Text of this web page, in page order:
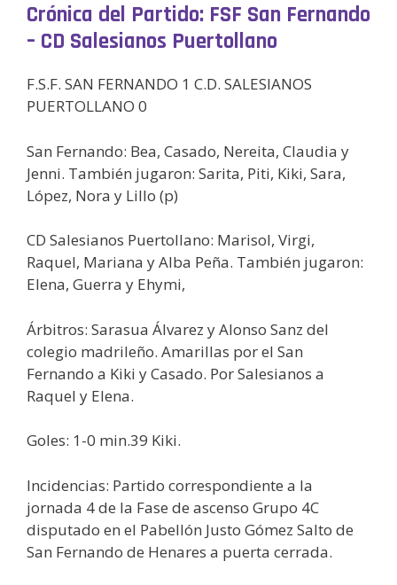
Crónica del Partido: FSF San Fernando
– CD Salesianos Puertollano
F.S.F. SAN FERNANDO 1 C.D. SALESIANOS
PUERTOLLANO 0
San Fernando: Bea, Casado, Nereita, Claudia y
Jenni. También jugaron: Sarita, Piti, Kiki, Sara,
López, Nora y Lillo (p)
CD Salesianos Puertollano: Marisol, Virgi,
Raquel, Mariana y Alba Peña. También jugaron:
Elena, Guerra y Ehymi,
Árbitros: Sarasua Álvarez y Alonso Sanz del
colegio madrileño. Amarillas por el San
Fernando a Kiki y Casado. Por Salesianos a
Raquel y Elena.
Goles: 1-0 min.39 Kiki.
Incidencias: Partido correspondiente a la
jornada 4 de la Fase de ascenso Grupo 4C
disputado en el Pabellón Justo Gómez Salto de
San Fernando de Henares a puerta cerrada.